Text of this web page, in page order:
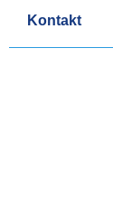
Kontakt